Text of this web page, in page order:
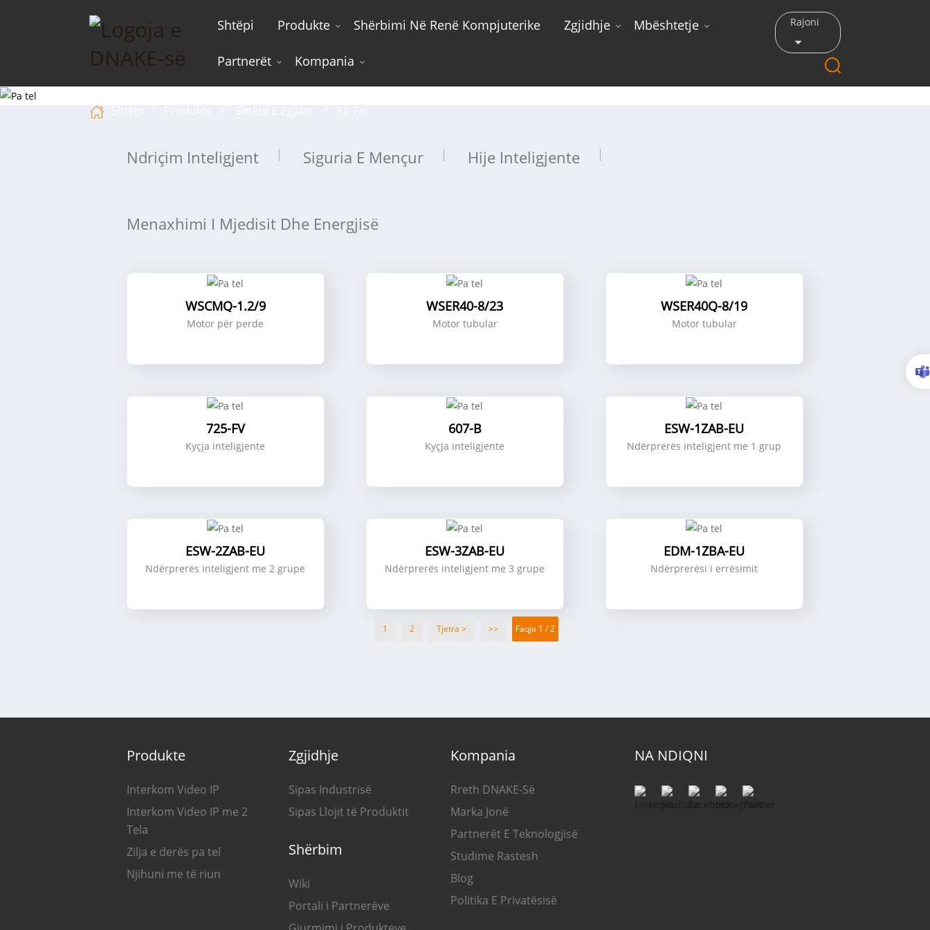
Shtëpi Produkte Shërbimi Në Renë Kompjuterike Zgjidhje Mbështetje
Partnerët Kompania
Rajoni
Pa tel
Ndriçim Inteligjent Siguria E Mençur Hije Inteligjente
Menaxhimi I Mjedisit Dhe Energjisë
WSCMQ-1.2/9
Motor për perde
WSER40-8/23
Motor tubular
WSER40Q-8/19
Motor tubular
725-FV
Kyçja inteligjente
607-B
Kyçja inteligjente
ESW-1ZAB-EU
Ndërprerës inteligjent me 1 grup
ESW-2ZAB-EU
Ndërprerës inteligjent me 2 grupe
ESW-3ZAB-EU
Ndërprerës inteligjent me 3 grupe
EDM-1ZBA-EU
Ndërprerësi i errësimit
1 2 Tjetra > >> Faqja 1 / 2
Produkte
Interkom Video IP
Interkom Video IP me 2
Tela
Zilja e derës pa tel
Njihuni me të riun
Zgjidhje
Sipas Industrisë
Sipas Llojit të Produktit
Shërbim
Wiki
Portali i Partnerëve
Kompania
Rreth DNAKE-Së
Marka Jonë
Partnerët E Teknologjisë
Studime Rastesh
Blog
Politika E Privatësisë
NA NDIQNI